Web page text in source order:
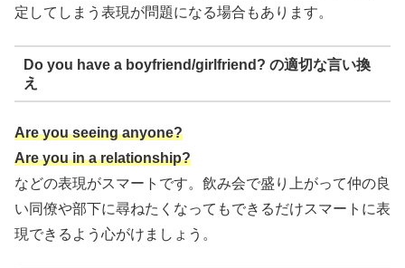
定してしまう表現が問題になる場合もあります。
Do you have a boyfriend/girlfriend? の適切な言い換
え
Are you seeing anyone?
Are you in a relationship?
などの表現がスマートです。飲み会で盛り上がって仲の良
い同僚や部下に尋ねたくなってもできるだけスマートに表
現できるよう心がけましょう。